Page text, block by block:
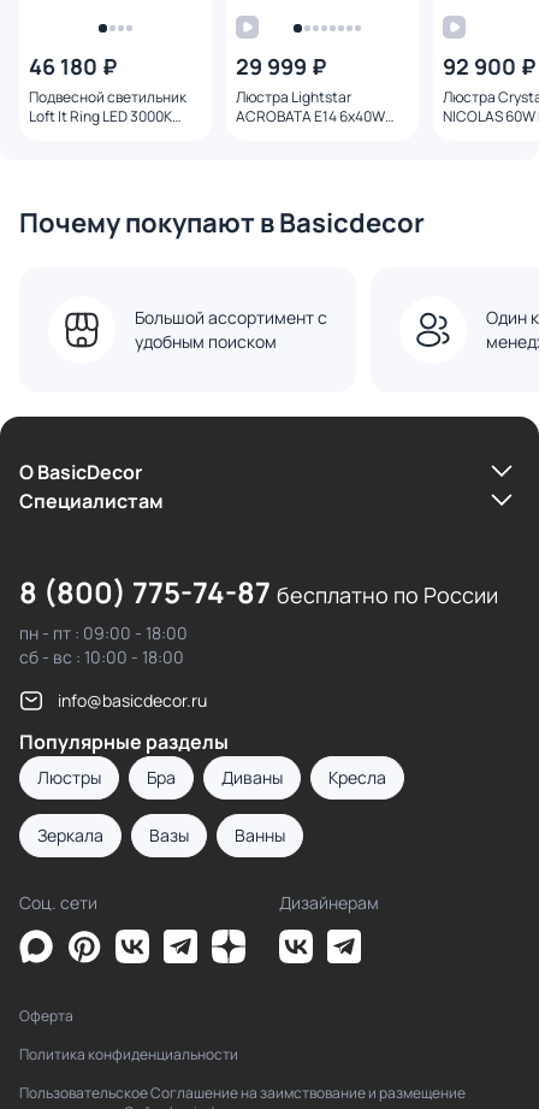
46 180 ₽
Подвесной светильник
Loft It Ring LED 3000K
29 999 ₽
Люстра Lightstar
ACROBATA E14 6х40W
92 900 ₽
Люстра
NICOLAS 60W
Почему покупают в Basicdecor
Большой ассортимент с
удобным поиском
Один
О BasicDecor
Cпециалистам
8 (800) 775-74-87 бесплатно по России
пн - пт : 09:00 - 18:00
сб - вс : 10:00 - 18:00
info@basicdecor.ru
Популярные разделы
Люстры Бра Диваны Кресла
Зеркала Вазы Ванны
Соц. сети Дизайнерам
Оферта
Политика конфиденциальности
Пользовательское Соглашение на заимствование и размещение